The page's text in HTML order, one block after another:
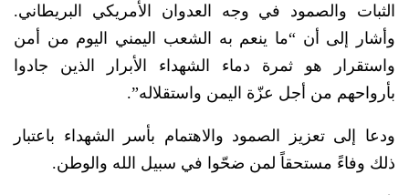
الثبات والصمود في وجه العدوان الأمريكي البريطاني.
وأشار إلى أن “ما ينعم به الشعب اليمني اليوم من أمن
واستقرار هو ثمرة دماء الشهداء الأبرار الذين جادوا
بأرواحهم من أجل عزّة اليمن واستقلاله”.
ودعا إلى تعزيز الصمود والاهتمام بأسر الشهداء باعتبار
ذلك وفاءً مستحقاً لمن ضحّوا في سبيل الله والوطن.